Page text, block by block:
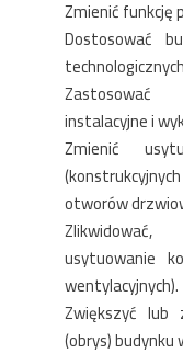
Zmienić funkcję
Dostosować
Zastosować
instalacyjne i
Zmienić
otworów
usytuowanie
wentylacyjnych).
Zwiększyć lub
(obrys) budynku